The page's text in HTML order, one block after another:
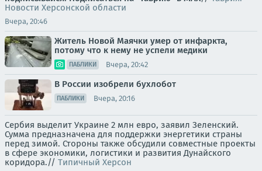
Новости Херсонской области
Вчера, 20:46
Житель Новой Маячки умер от инфаркта,
потому что к нему не успели медики
ПАБЛИКИ Вчера, 20:42
В России изобрели бухлобот
ПАБЛИКИ Вчера, 20:16
Сербия выделит Украине 2 млн евро, заявил Зеленский.
Сумма предназначена для поддержки энергетики страны
перед зимой. Стороны также обсудили совместные проекты
в сфере экономики, логистики и развития Дунайского
коридора.// Типичный Херсон